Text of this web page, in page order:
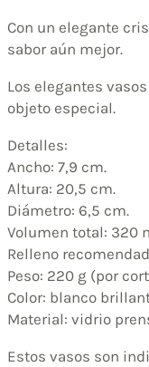
Con un elegante
sabor aún mejor.
Los elegantes
objeto especial.
Detalles:
Ancho: 7,9 cm.
Altura: 20,5 cm.
Diámetro: 6,5 cm.
Volumen total: 320
Relleno
Peso: 220 g (por
Color: blanco
Material: vidrio
Estos vasos son